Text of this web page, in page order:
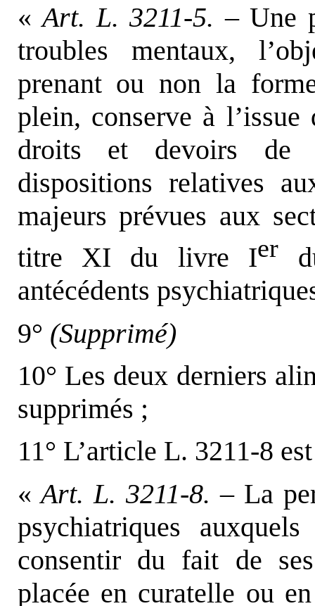
«Art. L. 3211-5. –Une
troubles mentaux,
prenant ou non la
plein, conserve à l’issue
droits et devoirs de
dispositions relatives
majeurs prévues aux
titre XI du livre Ier
antécédents
9° (Supprimé)
10° Les deux derniers
supprimés ;
11° L’article L. 3211-8
«Art. L. 3211-8. – La
psychiatriques
consentir du fait de
placée en curatelle ou